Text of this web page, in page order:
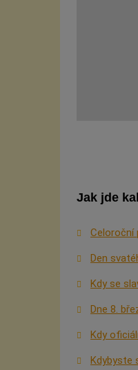
Jak jde
Celoroční
Den
Kdy se
Dne 8.
Kdy
Kdybyste